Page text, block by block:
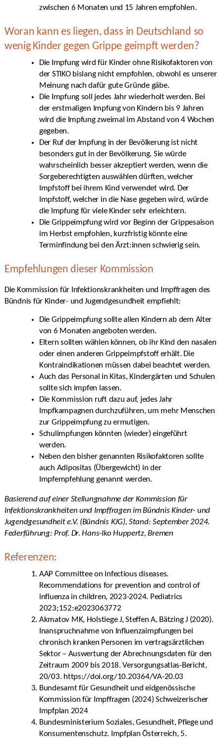
zwischen 6 Monaten und 15 Jahren empfohlen.
Woran kann es liegen, dass in Deutschland so
wenig Kinder gegen Grippe geimpft werden?
Die Impfung wird für Kinder ohne Risikofaktoren von
der STIKO bislang nicht empfohlen, obwohl es unserer
Meinung nach dafür gute Gründe gäbe.
Die Impfung soll jedes Jahr wiederholt werden. Bei
der erstmaligen Impfung von Kindern bis 9 Jahren
wird die Impfung zweimal im Abstand von 4 Wochen
gegeben.
Der Ruf der Impfung in der Bevölkerung ist nicht
besonders gut in der Bevölkerung. Sie würde
wahrscheinlich besser akzeptiert werden, wenn die
Sorgeberechtigten auswählen dürften, welcher
Impfstoff bei ihrem Kind verwendet wird. Der
Impfstoff, welcher in die Nase gegeben wird, würde
die Impfung für viele Kinder sehr erleichtern.
Die Grippeimpfung wird vor Beginn der Grippesaison
im Herbst empfohlen, kurzfristig könnte eine
Terminfindung bei den Ärzt:innen schwierig sein.
Empfehlungen dieser Kommission
Die Kommission für Infektionskrankheiten und Impffragen des
Bündnis für Kinder- und Jugendgesundheit empfiehlt:
Die Grippeimpfung sollte allen Kindern ab dem Alter
von 6 Monaten angeboten werden.
Eltern sollten wählen können, ob ihr Kind den nasalen
oder einen anderen Grippeimpfstoff erhält. Die
Kontraindikationen müssen dabei beachtet werden.
Auch das Personal in Kitas, Kindergärten und Schulen
sollte sich impfen lassen.
Die Kommission ruft dazu auf, jedes Jahr
Impfkampagnen durchzuführen, um mehr Menschen
zur Grippeimpfung zu ermutigen.
Schulimpfungen könnten (wieder) eingeführt
werden.
Neben den bisher genannten Risikofaktoren sollte
auch Adipositas (Übergewicht) in der
Impfempfehlung genannt werden.
Basierend auf einer Stellungnahme der Kommission für
Infektionskrankheiten und Impffragen im Bündnis Kinder- und
Jugendgesundheit e.V. (Bündnis KJG), Stand: September 2024.
Federführung: Prof. Dr. Hans-Iko Huppertz, Bremen
Referenzen:
AAP Committee on infectious diseases.
Recommendations for prevention and control of
influenza in children, 2023-2024. Pediatrics
2023;152:e2023063772
Akmatov MK, Holstiege J, Steffen A, Bätzing J (2020).
Inanspruchnahme von Influenzaimpfungen bei
chronisch kranken Personen im vertragsärztlichen
Sektor – Auswertung der Abrechnungsdaten für den
Zeitraum 2009 bis 2018. Versorgungsatlas-Bericht,
20/03. https://doi.org/10.20364/VA-20.03
Bundesamt für Gesundheit und eidgenössische
Kommission für Impffragen (2024) Schweizerischer
Impfplan 2024
Bundesministerium Soziales, Gesundheit, Pflege und
Konsumentenschutz. Impfplan Österreich, 5.